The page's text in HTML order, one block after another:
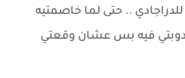
.. حتى لما خاصمتيه
دوبتي فيه بس عشان وقعتي